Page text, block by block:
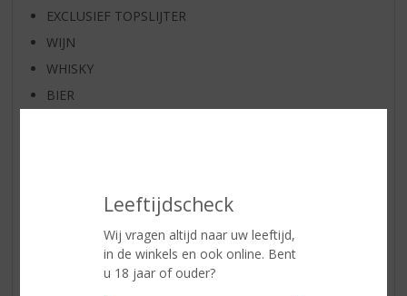
Leeftijdscheck
Wij vragen altijd naar uw leeftijd,
in de winkels en ook online. Bent
u 18 jaar of ouder?
EXCLUSIEF TOPSLIJTER
WIJN
WHISKY
BIER
KANT EN KLAAR
FRISDRANK
GLASWERK
GESCHENKVERPAKKING